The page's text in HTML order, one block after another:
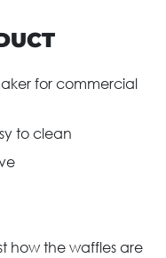
for commercial
to clean
how the waffles are